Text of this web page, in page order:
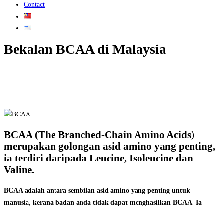
Contact
Bekalan BCAA di Malaysia
BCAA (The Branched-Chain Amino Acids)
merupakan golongan asid amino yang penting,
ia terdiri daripada Leucine, Isoleucine dan
Valine.
BCAA adalah antara sembilan asid amino yang penting untuk
manusia, kerana badan anda tidak dapat menghasilkan BCAA. Ia